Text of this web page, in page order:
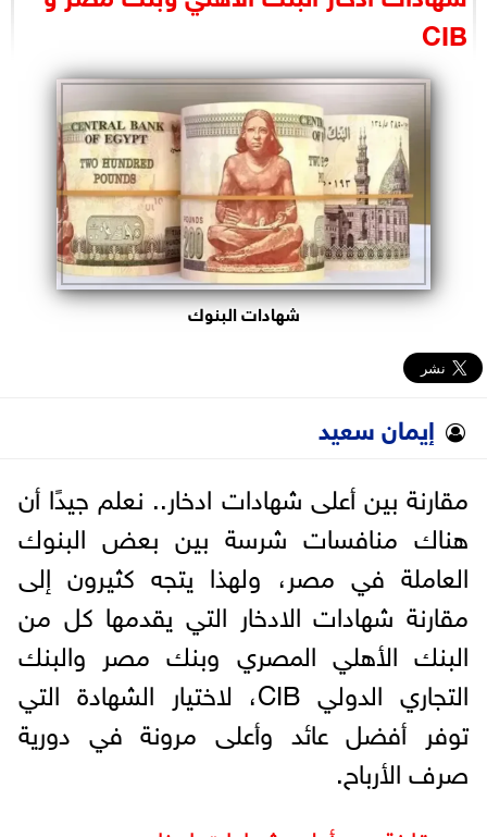
البرلمان
الوزارات
الأحزاب
CIB
شهادات البنوك
إيمان سعيد
مقارنة بين أعلى شهادات ادخار.. نعلم جيدًا أن
هناك منافسات شرسة بين بعض البنوك
العاملة في مصر، ولهذا يتجه كثيرون إلى
مقارنة شهادات الادخار التي يقدمها كل من
البنك الأهلي المصري وبنك مصر والبنك
التجاري الدولي CIB، لاختيار الشهادة التي
توفر أفضل عائد وأعلى مرونة في دورية
صرف الأرباح.